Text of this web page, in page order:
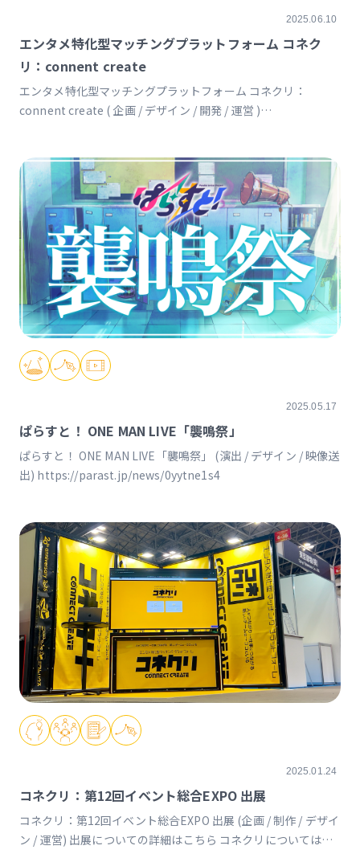
2025.06.10
エンタメ特化型マッチングプラットフォーム コネク
リ：connent create
エンタメ特化型マッチングプラットフォーム コネクリ：
connent create ( 企画 / デザイン / 開発 / 運営 )
2025.05.17
ぱらすと！ ONE MAN LIVE「襲鳴祭」
ぱらすと！ ONE MAN LIVE「襲鳴祭」 (演出 / デザイン / 映像送
出) https://parast.jp/news/0yytne1s4
2025.01.24
コネクリ：第12回イベント総合EXPO 出展
コネクリ：第12回イベント総合EXPO 出展 (企画 / 制作 / デザイ
ン / 運営) 出展についての詳細はこちら コネクリについてはこ